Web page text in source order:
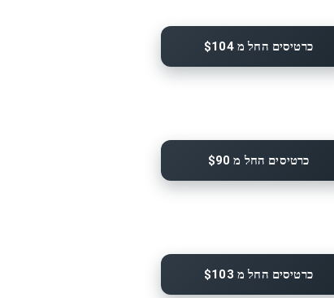
כרטיסים החל מ $104
כרטיסים החל מ $90
כרטיסים החל מ $103